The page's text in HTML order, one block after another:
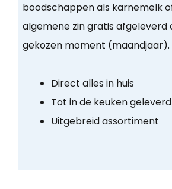
boodschappen als karnemelk
algemene zin gratis afgeleverd
gekozen moment (maandjaar).
Direct alles in huis
Tot in de keuken geleverd
Uitgebreid assortiment